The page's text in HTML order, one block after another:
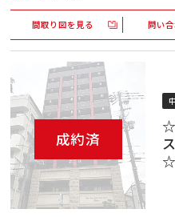
間取り図を見る 問い
成約済
☆
☆